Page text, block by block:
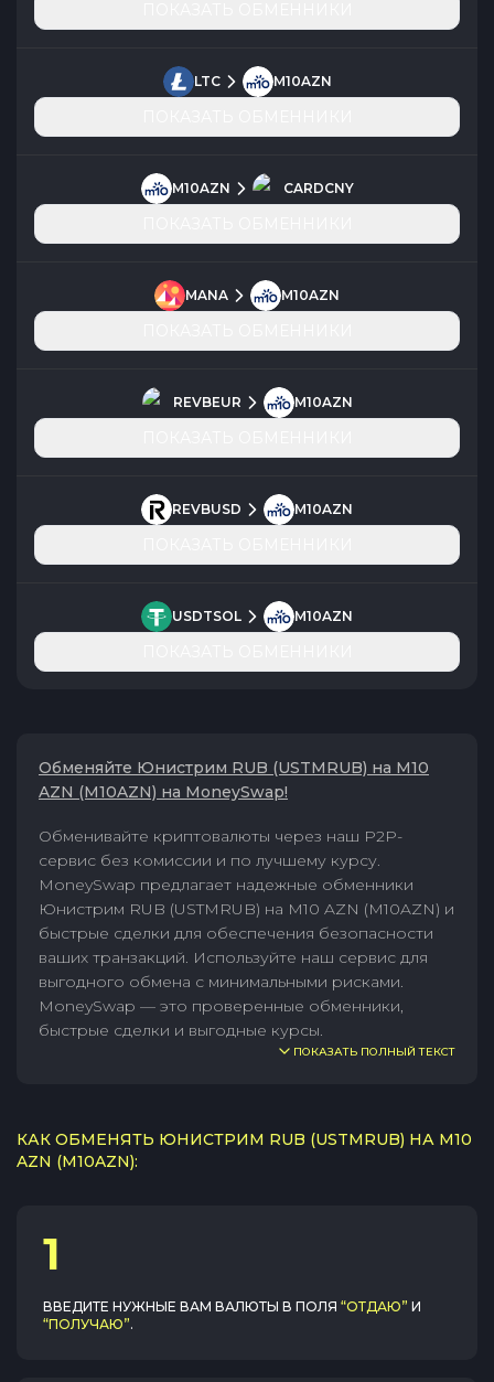
LTC M10AZN
M10AZN CARDCNY
MANA M10AZN
REVBEUR M10AZN
REVBUSD M10AZN
USDTSOL M10AZN
Обменяйте Юнистрим RUB (USTMRUB) на M10
AZN (M10AZN) на MoneySwap!
Обменивайте криптовалюты через наш P2P-
сервис без комиссии и по лучшему курсу.
MoneySwap предлагает надежные обменники
Юнистрим RUB (USTMRUB) на M10 AZN (M10AZN) и
быстрые сделки для обеспечения безопасности
ваших транзакций. Используйте наш сервис для
выгодного обмена с минимальными рисками.
MoneySwap — это проверенные обменники,
быстрые сделки и выгодные курсы.
ПОКАЗАТЬ ПОЛНЫЙ ТЕКСТ
КАК ОБМЕНЯТЬ ЮНИСТРИМ RUB (USTMRUB) НА M10
AZN (M10AZN):
1
ВВЕДИТЕ НУЖНЫЕ ВАМ ВАЛЮТЫ В ПОЛЯ “ОТДАЮ” И
“ПОЛУЧАЮ”.